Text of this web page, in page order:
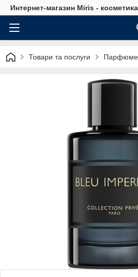
Интернет-магазин Мiris -
Товари та послуги